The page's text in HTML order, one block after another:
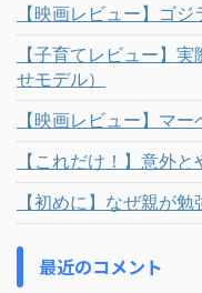
【映画レビュー】ゴ
【子育てレビュー】
せモデル）
【映画レビュー】マ
【これだけ！】意外
【初めに】なぜ親が
最近のコメント